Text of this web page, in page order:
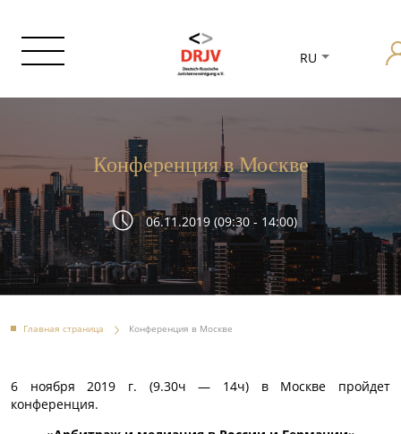
RU
Конференция в Москве
06.11.2019 (09:30 - 14:00)
Главная страница Конференция в Москве
6 ноября 2019 г. (9.30ч — 14ч) в Москве пройдет
конференция.